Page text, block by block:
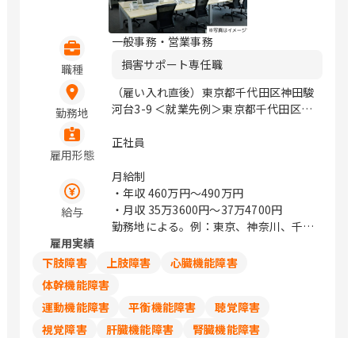
職種
一般事務・営業事務
損害サポート専任職
勤務地
（雇い入れ直後）東京都千代田区神田駿
河台3-9 ＜就業先例＞東京都千代田区神
町
雇用形態
正社員
給与
月給制
・年収 460万円〜490万円
・月収 35万3600円〜37万4700円
勤務地による。例：東京、神奈川、千
雇用実績
下肢障害
上肢障害
心臓機能障害
体幹機能障害
運動機能障害
平衡機能障害
聴覚障害
視覚障害
肝臓機能障害
腎臓機能障害